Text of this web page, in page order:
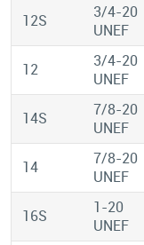
12S
3/4-20
UNEF
12
3/4-20
UNEF
14S
7/8-20
UNEF
14
7/8-20
UNEF
16S
1-20
UNEF